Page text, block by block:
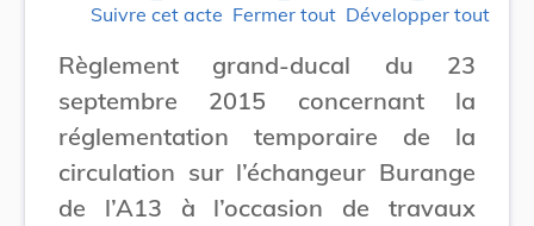
Suivre cet acte Fermer tout Développer tout
Règlement grand-ducal du 23
septembre 2015 concernant la
réglementation temporaire de la
circulation sur l’échangeur Burange
de l’A13 à l’occasion de travaux